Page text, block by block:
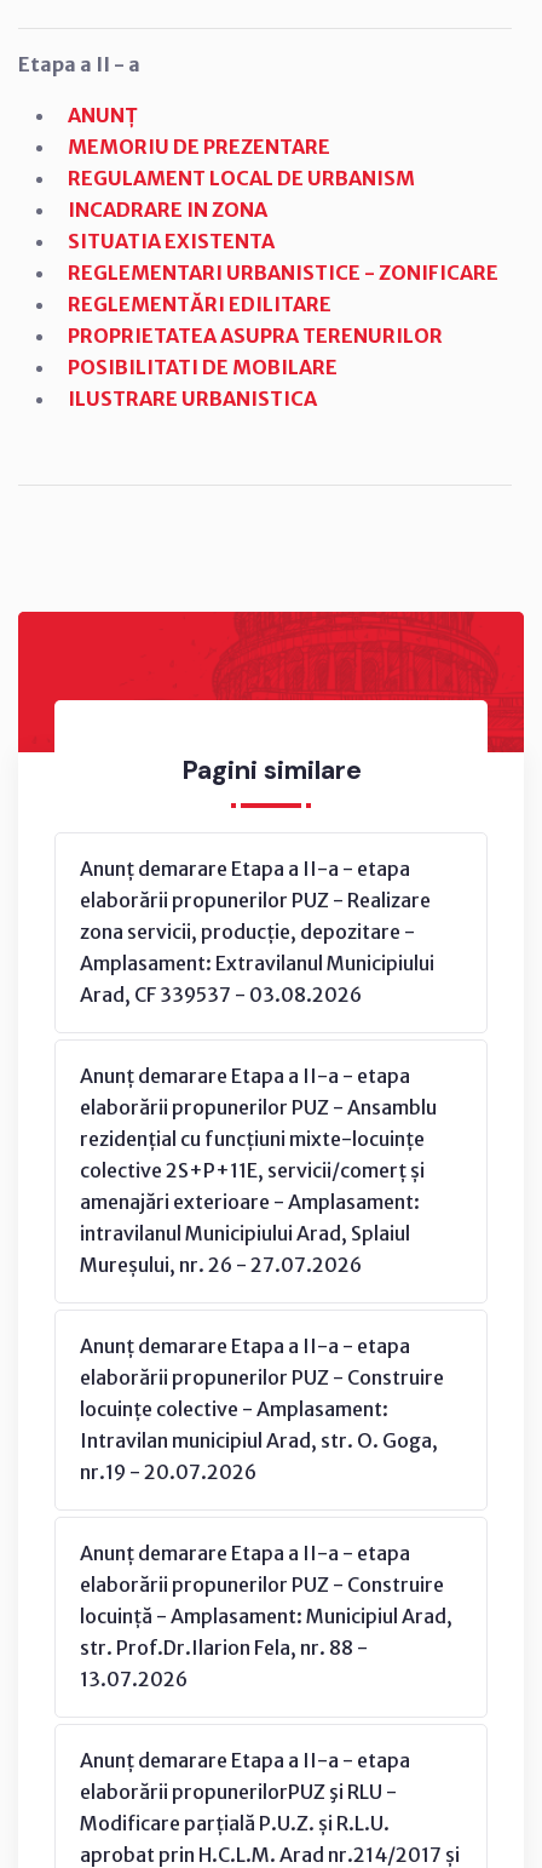
Pagini similare
Anunț demarare Etapa a II-a - etapa
elaborării propunerilor PUZ - Realizare
zona servicii, producție, depozitare -
Amplasament: Extravilanul Municipiului
Arad, CF 339537 - 03.08.2026
Anunț demarare Etapa a II-a - etapa
elaborării propunerilor PUZ - Ansamblu
rezidențial cu funcțiuni mixte-locuințe
colective 2S+P+11E, servicii/comerț și
amenajări exterioare - Amplasament:
intravilanul Municipiului Arad, Splaiul
Mureșului, nr. 26 - 27.07.2026
Anunț demarare Etapa a II-a - etapa
elaborării propunerilor PUZ - Construire
locuințe colective - Amplasament:
Intravilan municipiul Arad, str. O. Goga,
nr.19 - 20.07.2026
Anunț demarare Etapa a II-a - etapa
elaborării propunerilor PUZ - Construire
locuință - Amplasament: Municipiul Arad,
str. Prof.Dr.Ilarion Fela, nr. 88 -
13.07.2026
Anunț demarare Etapa a II-a - etapa
elaborării propunerilorPUZ şi RLU -
Modificare parțială P.U.Z. și R.L.U.
aprobat prin H.C.L.M. Arad nr.214/2017 și
Etapa a II - a
ANUNȚ
MEMORIU DE PREZENTARE
REGULAMENT LOCAL DE URBANISM
INCADRARE IN ZONA
SITUATIA EXISTENTA
REGLEMENTARI URBANISTICE - ZONIFICARE
REGLEMENTĂRI EDILITARE
PROPRIETATEA ASUPRA TERENURILOR
POSIBILITATI DE MOBILARE
ILUSTRARE URBANISTICA